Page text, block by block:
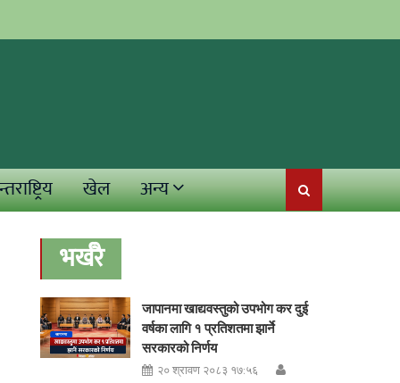
खेल अन्य
भर्खरै
जापानमा खाद्यवस्तुको उपभोग कर दुई
वर्षका लागि १ प्रतिशतमा झार्ने
सरकारको निर्णय
२० श्रावण २०८३ १७:५६